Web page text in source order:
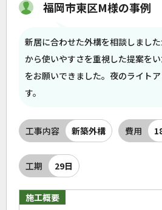
福岡市東区M様の事例
新居に合わせた外構を相談しまし
から使いやすさを重視した提案を
をお願いできました。夜のライト
す。
工事内容 新築外構 費用
工期 29日
施工概要